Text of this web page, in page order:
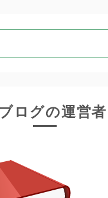
ログの運営者